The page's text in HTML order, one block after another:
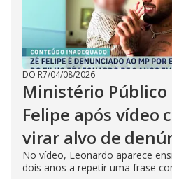
DO R7/04/08/2026
Ministério Público
Felipe após vídeo
virar alvo de
No vídeo, Leonardo aparece
dois anos a repetir uma frase